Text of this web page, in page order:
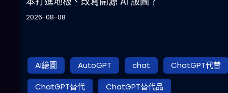
2026-08-08
AI繪圖 AutoGPT chat
ChatGPT代替
ChatGPT替代
ChatGPT替代品